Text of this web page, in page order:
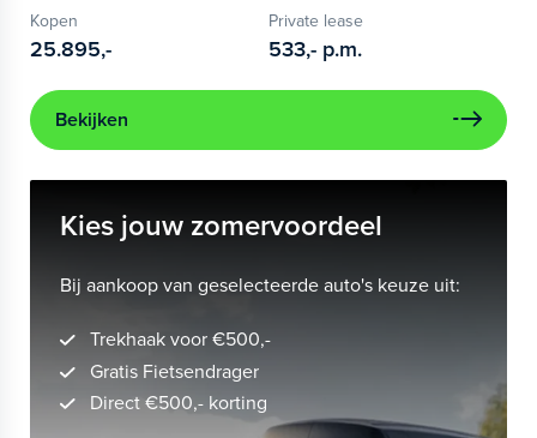
Kopen
25.895,-
Private lease
533,- p.m.
Bekijken
Kies jouw zomervoordeel
Bij aankoop van geselecteerde auto's keuze uit:
Trekhaak voor €500,-
Gratis Fietsendrager
Direct €500,- korting